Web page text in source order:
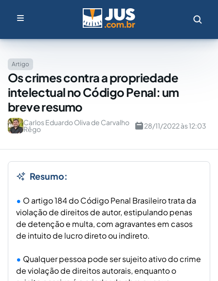
Artigo
Os crimes contra a propriedade
intelectual no Código Penal: um
breve resumo
Carlos Eduardo Oliva de Carvalho
Rêgo 28/11/2022 às 12:03
Resumo:
O artigo 184 do Código Penal Brasileiro trata da
violação de direitos de autor, estipulando penas
de detenção e multa, com agravantes em casos
de intuito de lucro direto ou indireto.
Qualquer pessoa pode ser sujeito ativo do crime
de violação de direitos autorais, enquanto o